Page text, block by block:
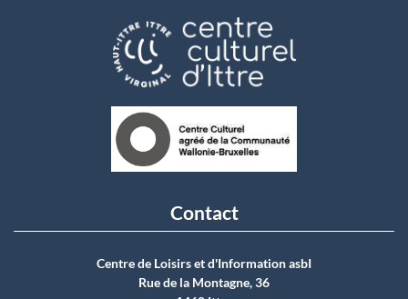
Contact
Centre de Loisirs et d'Information asbI
Rue de la Montagne, 36